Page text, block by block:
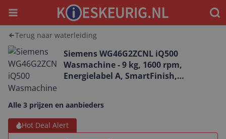
Menu
Terug naar waterleiding
Siemens WG46G2ZCNL iQ500
Wasmachine - 9 kg, 1600 rpm,
Energielabel A, SmartFinish,
Alle 3 prijzen en aanbieders
Hot Deal Alert
Bekijk product